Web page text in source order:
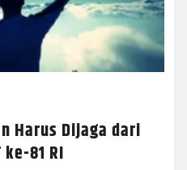
Harus Dijaga dari
81 RI